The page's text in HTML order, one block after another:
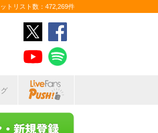
トリスト数：472,269件